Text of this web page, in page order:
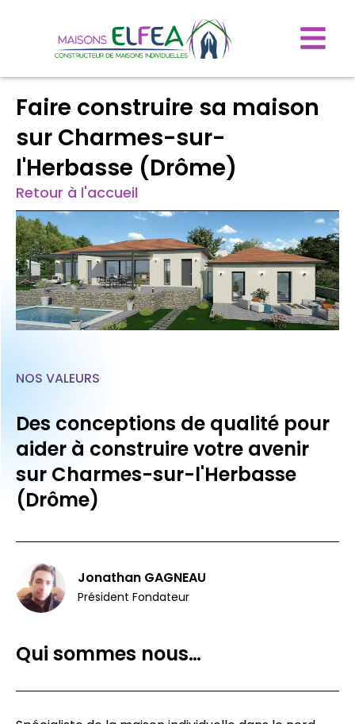
Faire construire sa maison
sur Charmes-sur-
l'Herbasse (Drôme)
Retour à l'accueil
Qui sommes nous…
NOS VALEURS
Des conceptions de qualité pour
aider à construire votre avenir
sur Charmes-sur-l'Herbasse
(Drôme)
Jonathan GAGNEAU
Président Fondateur